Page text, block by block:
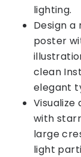
lighting.
Design a
poster
clean
elegant
Visualize
with
large
light